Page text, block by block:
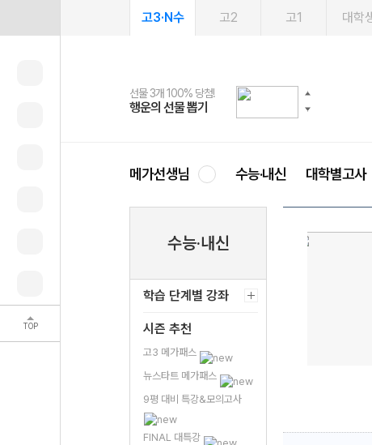
TOP
고3·N수 고2 고1 대학
선물 3개 100% 당첨!
행운의 선물 뽑기
선물 100% 증정!
메가스터디 X 올리브
여름방학 스터디 캐시백
메가런 썸머스쿨
2027 러셀 단과
강사 공개선발
스마트러닝앱
설문 EVENT
메가패스
3일 무료 체험권
메가패스 수강생 무료혜택!
메가클럽 멤버십
사회공헌 캠페인
희망이룸 메가나눔
메가선생님 수능·내신 대학별고사
수능·내신
학습 단계별 강좌
시즌 추천
고3 메가패스
뉴스타트 메가패스
9평 대비 특강&모의고사
FINAL 대특강